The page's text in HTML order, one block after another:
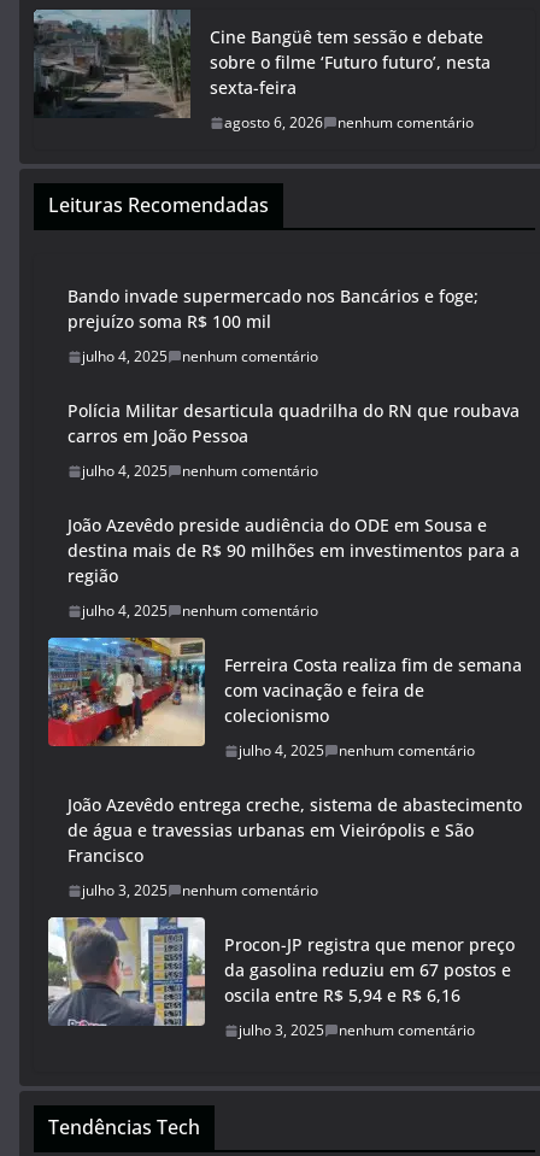
Cine Bangüê tem sessão e debate
sobre o filme ‘Futuro futuro’, nesta
sexta-feira
agosto 6, 2026 nenhum comentário
Leituras Recomendadas
Bando invade supermercado nos Bancários e foge;
prejuízo soma R$ 100 mil
julho 4, 2025 nenhum comentário
Polícia Militar desarticula quadrilha do RN que roubava
carros em João Pessoa
julho 4, 2025 nenhum comentário
João Azevêdo preside audiência do ODE em Sousa e
destina mais de R$ 90 milhões em investimentos para a
região
julho 4, 2025 nenhum comentário
Ferreira Costa realiza fim de semana
com vacinação e feira de
colecionismo
julho 4, 2025 nenhum comentário
João Azevêdo entrega creche, sistema de abastecimento
de água e travessias urbanas em Vieirópolis e São
Francisco
julho 3, 2025 nenhum comentário
Procon-JP registra que menor preço
da gasolina reduziu em 67 postos e
oscila entre R$ 5,94 e R$ 6,16
julho 3, 2025 nenhum comentário
Tendências Tech